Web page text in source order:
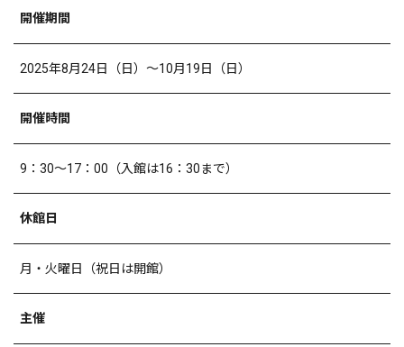
開催期間
2025年8月 24日（日）～10月 19 日（日）
開催時間
9：30～17 ：00 （入館は16 ：30まで）
休館日
月・火曜日（祝日は開館）
主催